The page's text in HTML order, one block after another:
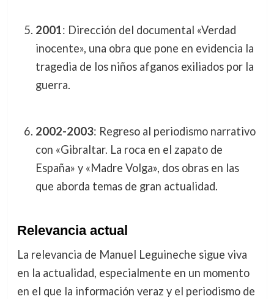
2001: Dirección del documental «Verdad
inocente», una obra que pone en evidencia la
tragedia de los niños afganos exiliados por la
guerra.
2002-2003: Regreso al periodismo narrativo
con «Gibraltar. La roca en el zapato de
España» y «Madre Volga», dos obras en las
que aborda temas de gran actualidad.
Relevancia actual
La relevancia de Manuel Leguineche sigue viva
en la actualidad, especialmente en un momento
en el que la información veraz y el periodismo de